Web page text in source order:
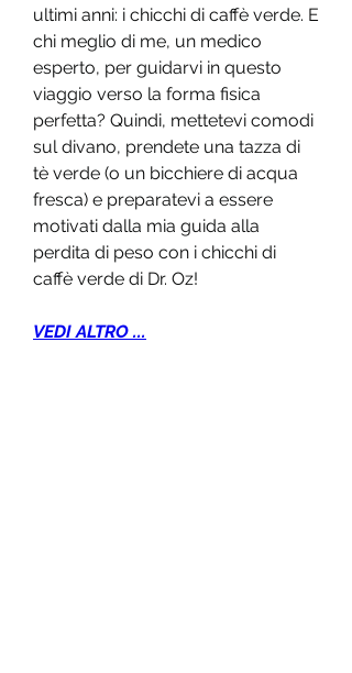
ultimi anni: i chicchi di caffè verde. E
chi meglio di me, un medico
esperto, per guidarvi in questo
viaggio verso la forma fisica
perfetta? Quindi, mettetevi comodi
sul divano, prendete una tazza di
tè verde (o un bicchiere di acqua
fresca) e preparatevi a essere
motivati dalla mia guida alla
perdita di peso con i chicchi di
caffè verde di Dr. Oz!
VEDI ALTRO ...